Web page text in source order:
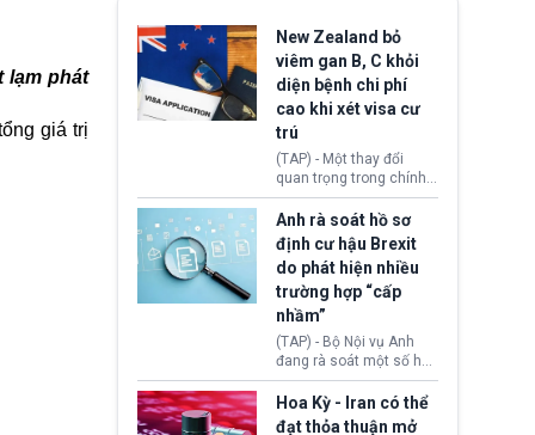
lạm phát
giá trị
New Zealand bỏ
viêm gan B, C khỏi
diện bệnh chi phí
cao khi xét visa cư
trú
(TAP) - Một thay đổi
quan trọng trong chính
sách nhập cư của New
Zealand đang mở ra
thêm cơ hội cho nhiều
người muốn định cư. Từ
nay, người mắc viêm
gan B hoặc viêm gan C
sẽ không còn bị mặc
định không đáp ứng tiêu
chuẩn sức khỏe chỉ vì
chi phí điều trị khi nộp hồ
Anh rà soát hồ sơ
định cư hậu Brexit
do phát hiện nhiều
trường hợp “cấp
nhầm”
(TAP) - Bộ Nội vụ Anh
đang rà soát một số hồ
sơ thuộc Chương trình
Định cư EU (EU
Settlement Scheme -
Hoa Kỳ - Iran có thể
đạt thỏa thuận mở